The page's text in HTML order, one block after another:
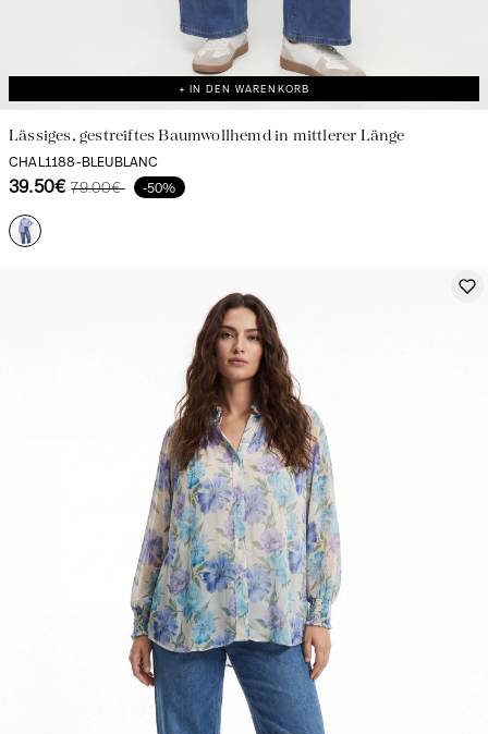
+ IN DEN WARENKORB
Lässiges, gestreiftes Baumwollhemd in mittlerer Länge
CHAL1188-BLEUBLANC
39.50€ 79.00€ -50%